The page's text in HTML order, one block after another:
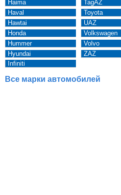
Haima
Haval
Hawtai
Honda
Hummer
Hyundai
Infiniti
TagAZ
Toyota
UAZ
Volkswagen
Volvo
ZAZ
Все марки автомобилей